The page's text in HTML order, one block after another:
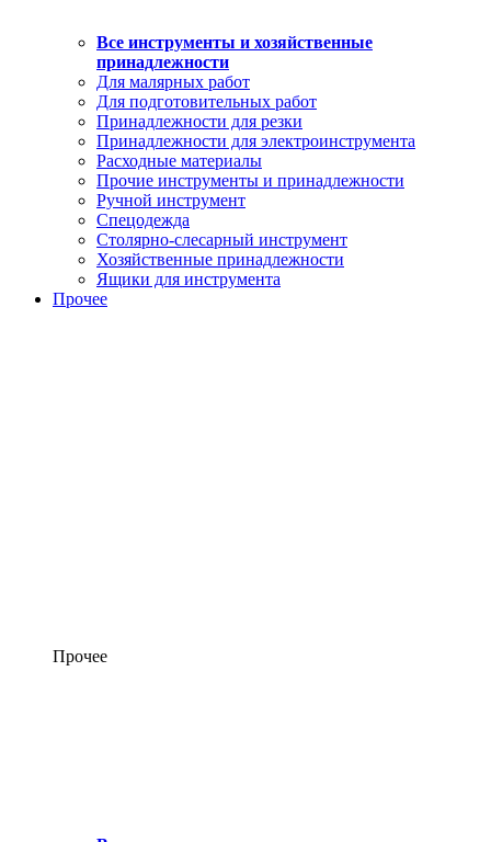
Все инструменты и хозяйственные
принадлежности
Для малярных работ
Для подготовительных работ
Принадлежности для резки
Принадлежности для электроинструмента
Расходные материалы
Прочие инструменты и принадлежности
Ручной инструмент
Спецодежда
Столярно-слесарный инструмент
Хозяйственные принадлежности
Ящики для инструмента
Прочее
Прочее